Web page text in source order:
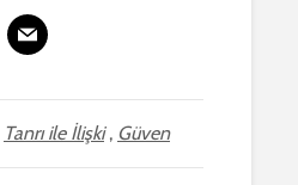
Tanrı ile İlişki, Güven